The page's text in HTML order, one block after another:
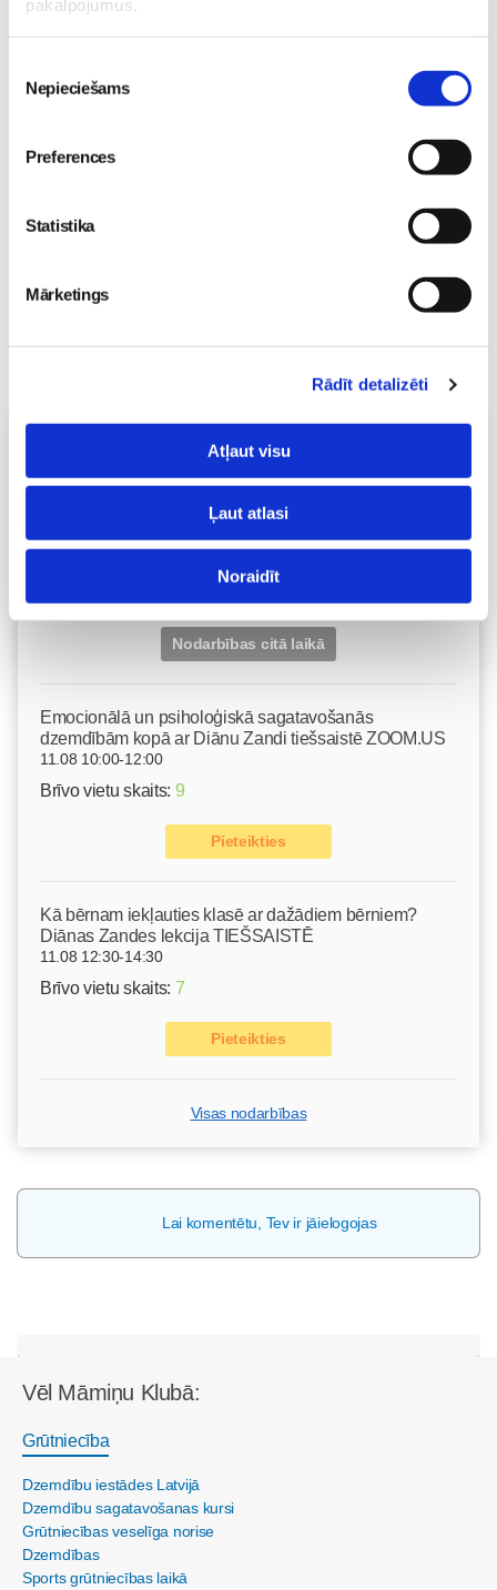
pakalpojumus.
izvēle
Nepieciešams
Preferences
Statistika
Mārketings
Rādīt detalizēti
Atļaut visu
Ļaut atlasi
Noraidīt
Iegūsti vairāk laika sev ar
29. Jun 19:52
Vecāku skola
Grūtnieču masāža, pēcdzemdību masāža, ķermeņa
Ķermeņa masāža
Nodarbības citā laikā
Emocionālā un psiholoģiskā sagatavošanās
dzemdībām kopā ar Diānu Zandi tiešsaistē ZOOM.US
11.08 10:00-12:00
Brīvo vietu skaits: 9
Pieteikties
Kā bērnam iekļauties klasē ar dažādiem bērniem?
Diānas Zandes lekcija TIEŠSAISTĒ
11.08 12:30-14:30
Brīvo vietu skaits: 7
Pieteikties
Visas nodarbības
Lai komentētu, Tev ir jāielogojas
Vēl Māmiņu Klubā:
Grūtniecība
Dzemdību iestādes Latvijā
Dzemdību sagatavošanas kursi
Grūtniecības veselīga norise
Dzemdības
Sports grūtniecības laikā